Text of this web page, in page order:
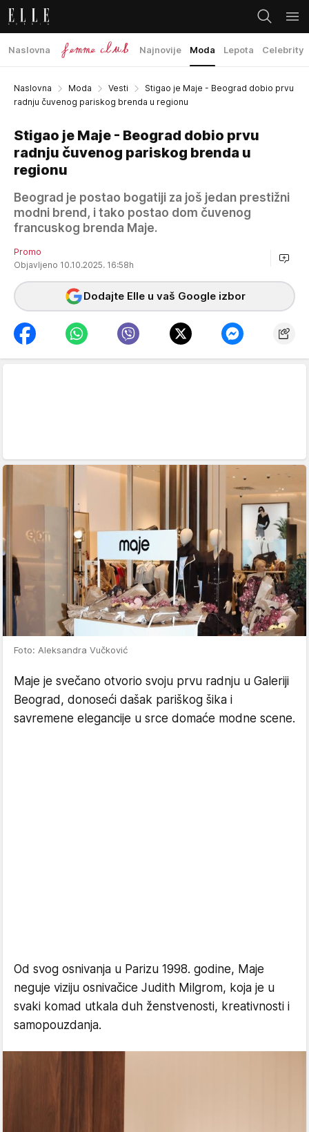
Naslovna Najnovije Moda Lepota Celebrity
Naslovna Moda Vesti
Stigao je Maje - Beograd dobio prvu
radnju čuvenog pariskog brenda u regionu
Stigao je Maje - Beograd dobio prvu
radnju čuvenog pariskog brenda u
regionu
Beograd je postao bogatiji za još jedan prestižni
modni brend, i tako postao dom čuvenog
francuskog brenda Maje.
Promo
Objavljeno 10.10.2025. 16:58h
Dodajte Elle u vaš Google izbor
Foto: Aleksandra Vučković
Maje je svečano otvorio svoju prvu radnju u Galeriji
Beograd, donoseći dašak pariškog šika i
savremene elegancije u srce domaće modne scene.
Od svog osnivanja u Parizu 1998. godine, Maje
neguje viziju osnivačice Judith Milgrom, koja je u
svaki komad utkala duh ženstvenosti, kreativnosti i
samopouzdanja.